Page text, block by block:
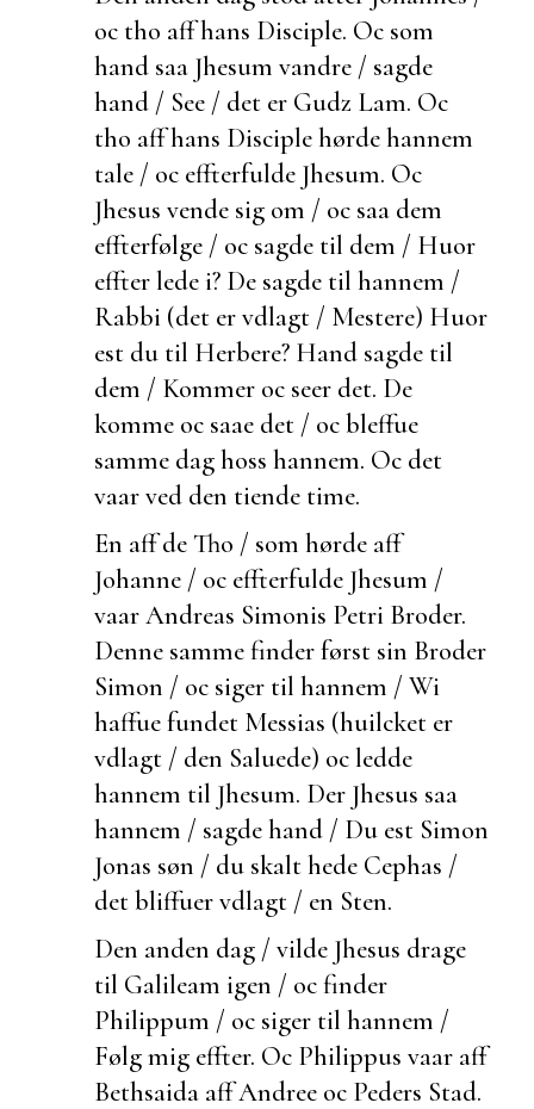
oc tho aff hans Disciple. Oc som
hand saa Jhesum vandre / sagde
hand / See / det er Gudz Lam. Oc
tho aff hans Disciple hørde hannem
tale / oc effterfulde Jhesum. Oc
Jhesus vende sig om / oc saa dem
effterfølge / oc sagde til dem / Huor
effter lede i? De sagde til hannem /
Rabbi (det er vdlagt / Mestere) Huor
est du til Herbere? Hand sagde til
dem / Kommer oc seer det. De
komme oc saae det / oc bleffue
samme dag hoss hannem. Oc det
vaar ved den tiende time.
En aff de Tho / som hørde aff
Johanne / oc effterfulde Jhesum /
vaar Andreas Simonis Petri Broder.
Denne samme finder først sin Broder
Simon / oc siger til hannem / Wi
haffue fundet Messias (huilcket er
vdlagt / den Saluede) oc ledde
hannem til Jhesum. Der Jhesus saa
hannem / sagde hand / Du est Simon
Jonas søn / du skalt hede Cephas /
det bliffuer vdlagt / en Sten.
Den anden dag / vilde Jhesus drage
til Galileam igen / oc finder
Philippum / oc siger til hannem /
Følg mig effter. Oc Philippus vaar aff
Bethsaida aff Andree oc Peders Stad.